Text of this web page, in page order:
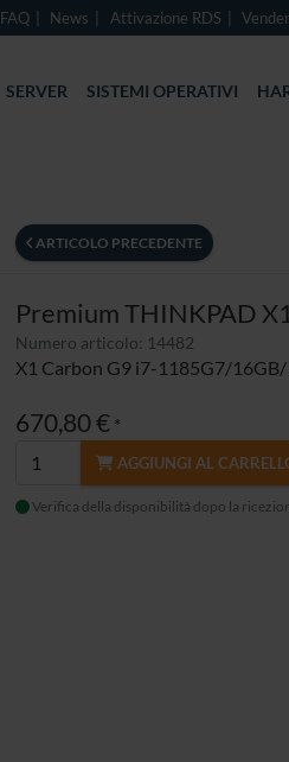
FAQ News Attivazione RDS
SERVER SISTEMI OPERATIVI
ARTICOLO PRECEDENTE
Premium THINKPAD
Numero articolo: 14482
X1 Carbon G9 i7-1185G7/
670,80 € *
AGGIUNGI AL
Verifica della disponibilità dopo la